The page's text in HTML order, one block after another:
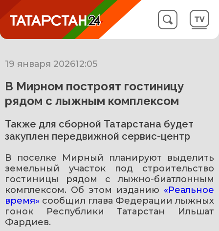
19 января 202612:05
В Мирном построят гостиницу
рядом с лыжным комплексом
Также для сборной Татарстана будет
закуплен передвижной сервис-центр
В поселке Мирный планируют выделить
земельный участок под строительство
гостиницы рядом с лыжно-биатлонным
комплексом. Об этом изданию «Реальное
время» сообщил глава Федерации лыжных
гонок Республики Татарстан Ильшат
Фардиев.